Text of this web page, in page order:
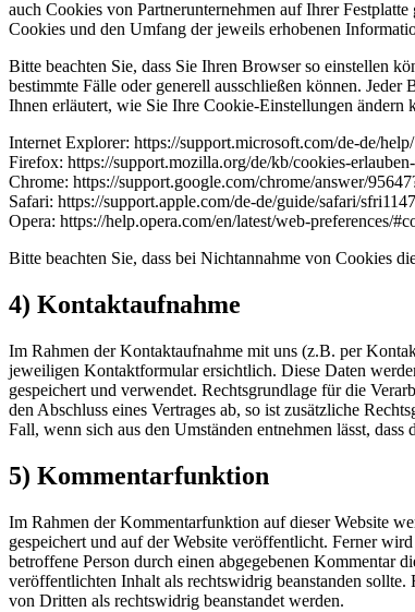
auch Cookies von Partnerunternehmen auf Ihrer
Cookies und den Umfang der jeweils erhobenen
Bitte beachten Sie, dass Sie Ihren Browser so einstellen
bestimmte Fälle oder generell ausschließen können.
Ihnen erläutert, wie Sie Ihre Cookie-Einstellungen
Internet Explorer: https://support.microsoft.com/de-de/
Firefox: https://support.mozilla.org/de/kb/cookies-
Chrome: https://support.google.com/chrome/answer/
Safari: https://support.apple.com/de-de/guide/safari/
Opera: https://help.opera.com/en/latest/web-preferences/
Bitte beachten Sie, dass bei Nichtannahme von Cookies
4) Kontaktaufnahme
Im Rahmen der Kontaktaufnahme mit uns (z.B. per
jeweiligen Kontaktformular ersichtlich. Diese Daten
gespeichert und verwendet. Rechtsgrundlage für die
den Abschluss eines Vertrages ab, so ist zusätzliche
Fall, wenn sich aus den Umständen entnehmen lässt,
5) Kommentarfunktion
Im Rahmen der Kommentarfunktion auf dieser Website
gespeichert und auf der Website veröffentlicht. Ferner
betroffene Person durch einen abgegebenen Kommentar
veröffentlichten Inhalt als rechtswidrig beanstanden
von Dritten als rechtswidrig beanstandet werden.